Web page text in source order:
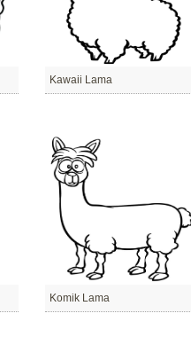
Kawaii Lama
Komik Lama